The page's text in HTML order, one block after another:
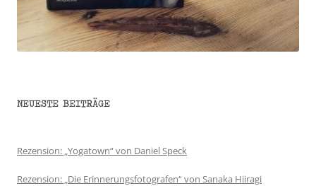
NEUESTE BEITRÄGE
Rezension: „Yogatown“ von Daniel Speck
Rezension: „Die Erinnerungsfotografen“ von Sanaka Hiiragi